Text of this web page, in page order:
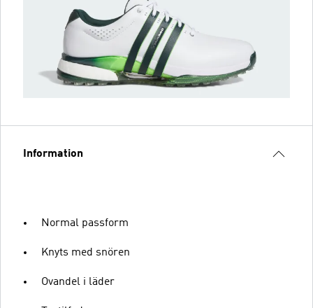
Information
Normal passform
Knyts med snören
Ovandel i läder